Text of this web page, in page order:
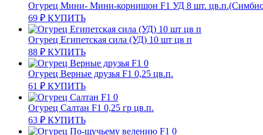
Огурец Мини- Мини-корнишон F1 УД 8 шт.
69 ₽ КУПИТЬ
Огурец Египетская сила (УД) 10 шт цв п
88 ₽ КУПИТЬ
Огурец Верные друзья F1 0,25 цв.п.
61 ₽ КУПИТЬ
Огурец Салтан F1 0,25 гр цв.п.
63 ₽ КУПИТЬ